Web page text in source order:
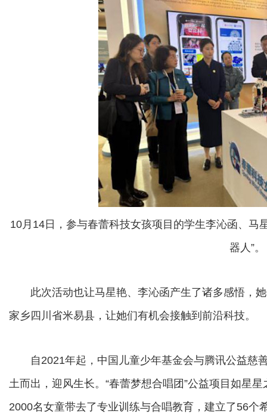
10月14日，参与春蕾科技女孩项目的学生李沁函、马
器人”。
此次活动也让马星艳、李沁函产生了诸多感悟，她
家乡四川省米易县，让她们有机会接触到前沿科技。
自2021年起，中国儿童少年基金会与腾讯公益慈
土而出，迎风生长。“春蕾梦想合唱团”公益项目如星
2000名女童带去了专业训练与合唱教育，建立了56个